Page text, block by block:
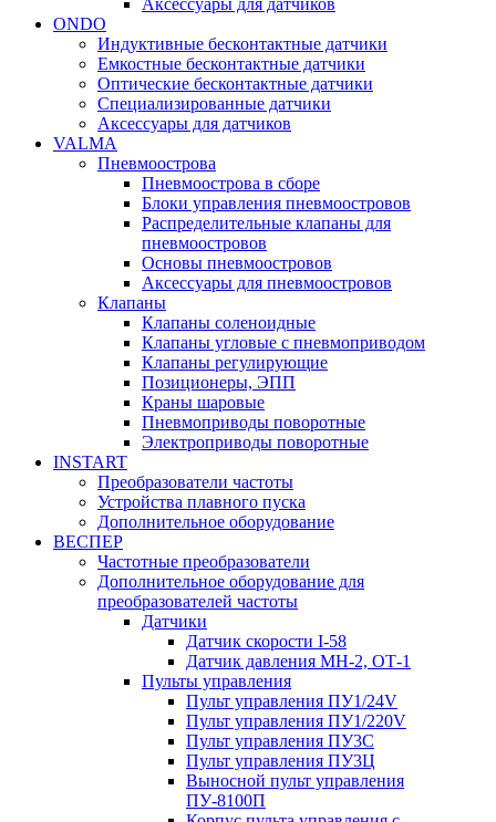
ONDO
Индуктивные бесконтактные датчики
Емкостные бесконтактные датчики
Оптические бесконтактные датчики
Специализированные датчики
Аксессуары для датчиков
VALMA
Пневмоострова
Пневмоострова в сборе
Блоки управления пневмоостровов
Распределительные клапаны для
пневмоостровов
Основы пневмоостровов
Аксессуары для пневмоостровов
Клапаны
Клапаны соленоидные
Клапаны угловые с пневмоприводом
Клапаны регулирующие
Позиционеры, ЭПП
Краны шаровые
Пневмоприводы поворотные
Электроприводы поворотные
INSTART
Преобразователи частоты
Устройства плавного пуска
Дополнительное оборудование
ВЕСПЕР
Частотные преобразователи
Дополнительное оборудование для
преобразователей частоты
Датчики
Датчик скорости I-58
Датчик давления МН-2, ОТ-1
Пульты управления
Пульт управления ПУ1/24V
Пульт управления ПУ1/220V
Пульт управления ПУ3С
Пульт управления ПУ3Ц
Выносной пульт управления
ПУ-8100П